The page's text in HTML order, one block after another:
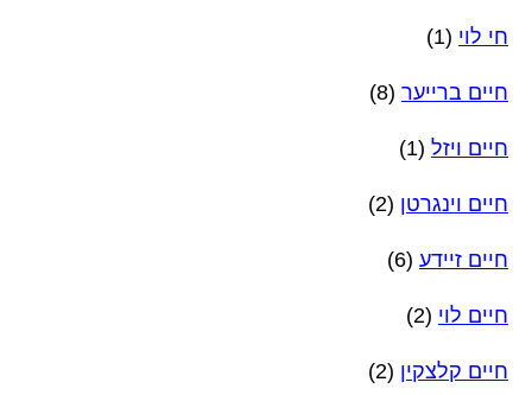
חי לוי (1)
חיים ברייער (8)
חיים ויזל (1)
חיים וינגרטן (2)
חיים זיידע (6)
חיים לוי (2)
חיים קלצקין (2)